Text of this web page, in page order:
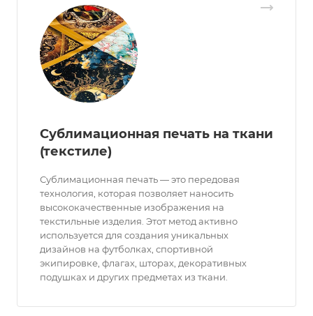
Сублимационная печать на ткани
(текстиле)
Сублимационная печать — это передовая
технология, которая позволяет наносить
высококачественные изображения на
текстильные изделия. Этот метод активно
используется для создания уникальных
дизайнов на футболках, спортивной
экипировке, флагах, шторах, декоративных
подушках и других предметах из ткани.